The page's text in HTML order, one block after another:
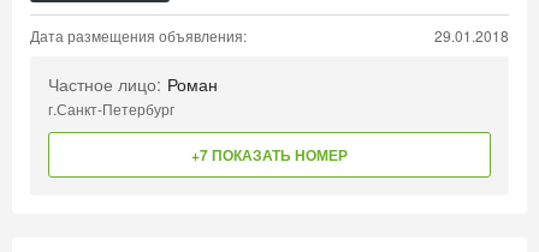
Дата размещения объявления: 29.01.2018
Частное лицо: Роман
г.Санкт-Петербург
+7 ПОКАЗАТЬ НОМЕР